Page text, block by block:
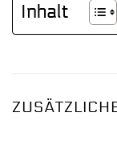
Inhalt